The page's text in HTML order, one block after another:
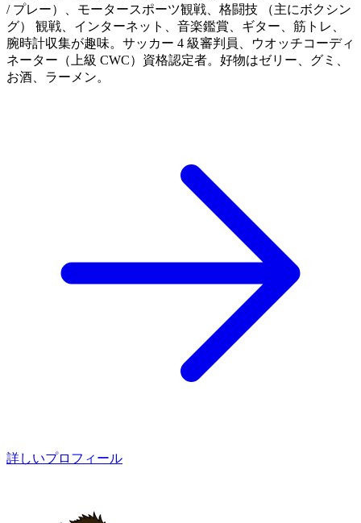
/ プレー）、モータースポーツ観戦、格闘技 （主にボクシン
グ） 観戦、インターネット、音楽鑑賞、ギター、筋トレ、
腕時計収集が趣味。サッカー 4 級審判員、ウオッチコーディ
ネーター（上級 CWC）資格認定者。好物はゼリー、グミ、
お酒、ラーメン。
詳しいプロフィール